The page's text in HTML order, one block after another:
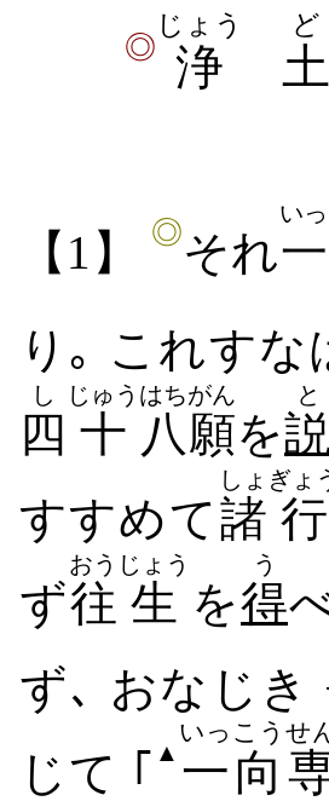
◎ 浄
じょう
土
ど
【1】 ◎それ
い
り｡ これ​すな
四
し
十
じゅう
八
はち
願
がん
を説
と
すすめ​て諸
しょ
行
ぎょ
ず往
おう
生
じょう
を得
う
ず､ おなじき
じ​て ｢ ▲ 一向
いっこう せ